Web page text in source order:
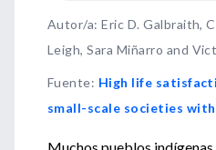
Autor/a: Eric D. Galbraith,
Leigh, Sara Miñarro and
Fuente: High life
small-scale societies